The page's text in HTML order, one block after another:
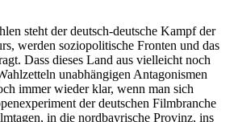
steht der deutsch-deutsche Kampf der
werden soziopolitische Fronten und das
Dass dieses Land aus vielleicht noch
unabhängigen Antagonismen
immer wieder klar, wenn man sich
der deutschen Filmbranche
in die nordbayrische Provinz, ins